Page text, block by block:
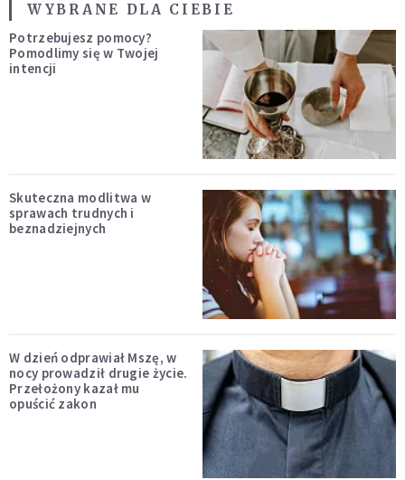
WYBRANE DLA CIEBIE
Potrzebujesz pomocy?
Pomodlimy się w Twojej
intencji
Skuteczna modlitwa w
sprawach trudnych i
beznadziejnych
W dzień odprawiał Mszę, w
nocy prowadził drugie życie.
Przełożony kazał mu
opuścić zakon